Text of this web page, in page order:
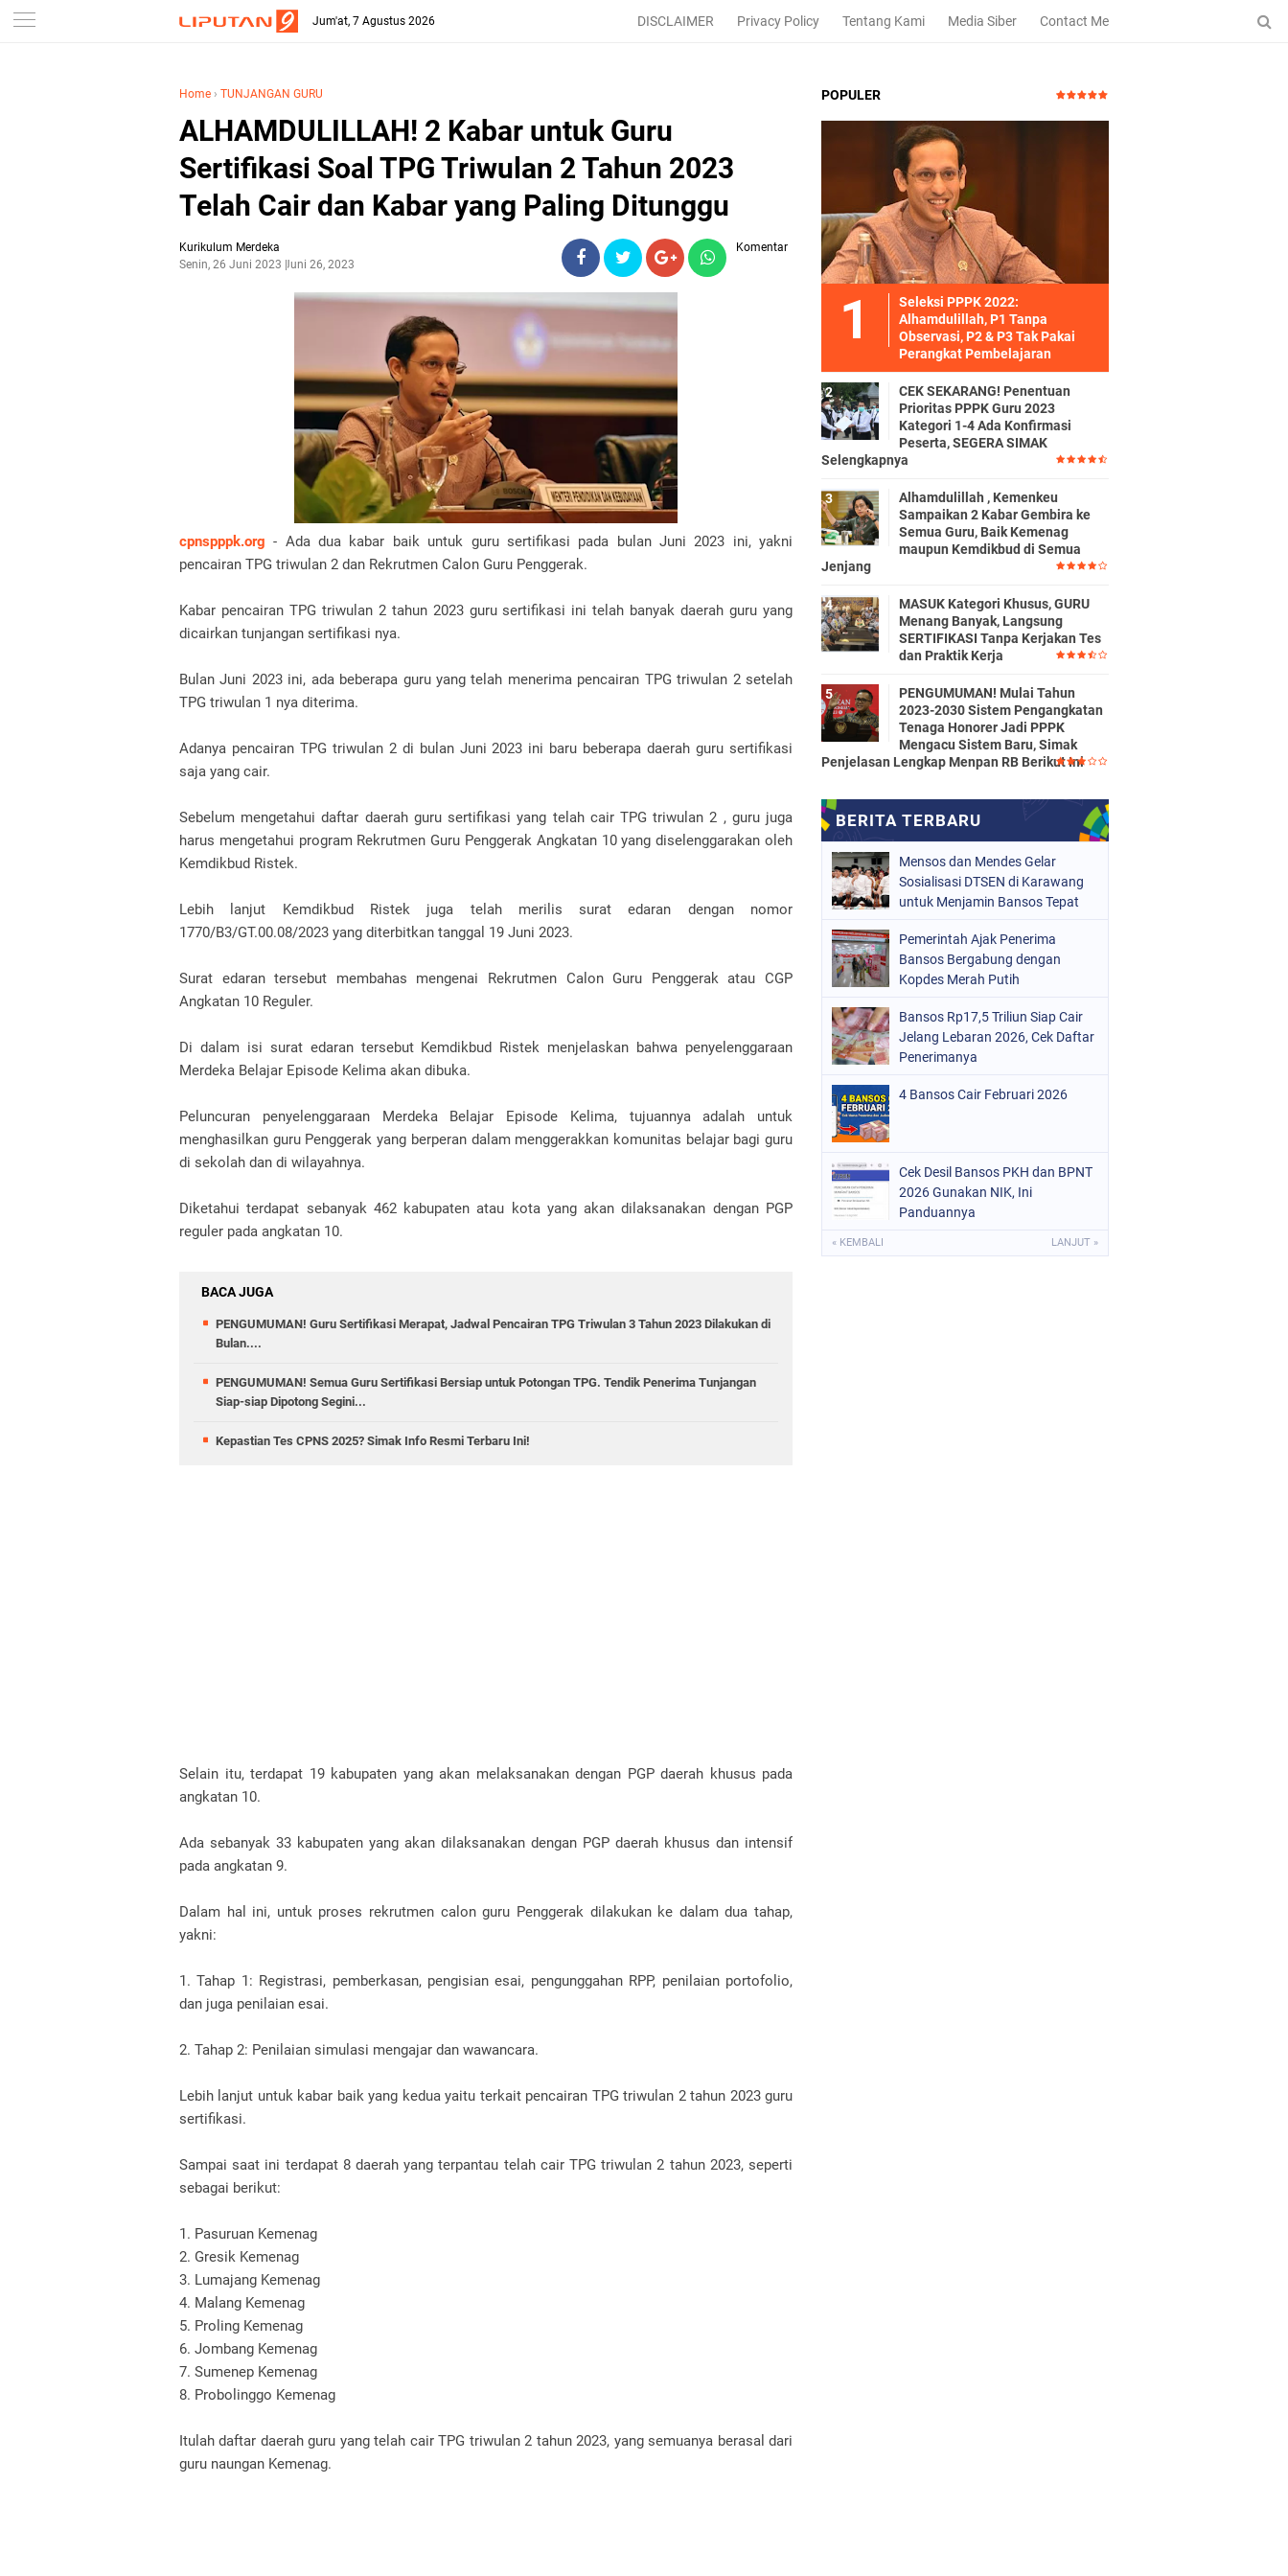
-->
Jum'at, 7 Agustus 2026 DISCLAIMER Privacy Policy Tentang Kami Media Siber Contact Me
Home › TUNJANGAN GURU
ALHAMDULILLAH! 2 Kabar untuk Guru
Sertifikasi Soal TPG Triwulan 2 Tahun 2023
Telah Cair dan Kabar yang Paling Ditunggu
Kurikulum Merdeka
Senin, 26 Juni 2023 Juni 26, 2023
Komentar
cpnspppk.org - Ada dua kabar baik untuk guru sertifikasi pada bulan Juni 2023 ini, yakni
pencairan TPG triwulan 2 dan Rekrutmen Calon Guru Penggerak.
Kabar pencairan TPG triwulan 2 tahun 2023 guru sertifikasi ini telah banyak daerah guru yang
dicairkan tunjangan sertifikasi nya.
Bulan Juni 2023 ini, ada beberapa guru yang telah menerima pencairan TPG triwulan 2 setelah
TPG triwulan 1 nya diterima.
Adanya pencairan TPG triwulan 2 di bulan Juni 2023 ini baru beberapa daerah guru sertifikasi
saja yang cair.
Sebelum mengetahui daftar daerah guru sertifikasi yang telah cair TPG triwulan 2 , guru juga
harus mengetahui program Rekrutmen Guru Penggerak Angkatan 10 yang diselenggarakan oleh
Kemdikbud Ristek.
Lebih lanjut Kemdikbud Ristek juga telah merilis surat edaran dengan nomor
1770/B3/GT.00.08/2023 yang diterbitkan tanggal 19 Juni 2023.
Surat edaran tersebut membahas mengenai Rekrutmen Calon Guru Penggerak atau CGP
Angkatan 10 Reguler.
Di dalam isi surat edaran tersebut Kemdikbud Ristek menjelaskan bahwa penyelenggaraan
Merdeka Belajar Episode Kelima akan dibuka.
Peluncuran penyelenggaraan Merdeka Belajar Episode Kelima, tujuannya adalah untuk
menghasilkan guru Penggerak yang berperan dalam menggerakkan komunitas belajar bagi guru
di sekolah dan di wilayahnya.
Diketahui terdapat sebanyak 462 kabupaten atau kota yang akan dilaksanakan dengan PGP
reguler pada angkatan 10.
BACA JUGA
PENGUMUMAN! Guru Sertifikasi Merapat, Jadwal Pencairan TPG Triwulan 3 Tahun 2023 Dilakukan di
Bulan....
PENGUMUMAN! Semua Guru Sertifikasi Bersiap untuk Potongan TPG. Tendik Penerima Tunjangan
Siap-siap Dipotong Segini...
Kepastian Tes CPNS 2025? Simak Info Resmi Terbaru Ini!
Selain itu, terdapat 19 kabupaten yang akan melaksanakan dengan PGP daerah khusus pada
angkatan 10.
Ada sebanyak 33 kabupaten yang akan dilaksanakan dengan PGP daerah khusus dan intensif
pada angkatan 9.
Dalam hal ini, untuk proses rekrutmen calon guru Penggerak dilakukan ke dalam dua tahap,
yakni:
1. Tahap 1: Registrasi, pemberkasan, pengisian esai, pengunggahan RPP, penilaian portofolio,
dan juga penilaian esai.
2. Tahap 2: Penilaian simulasi mengajar dan wawancara.
Lebih lanjut untuk kabar baik yang kedua yaitu terkait pencairan TPG triwulan 2 tahun 2023 guru
sertifikasi.
Sampai saat ini terdapat 8 daerah yang terpantau telah cair TPG triwulan 2 tahun 2023, seperti
sebagai berikut:
1. Pasuruan Kemenag
2. Gresik Kemenag
3. Lumajang Kemenag
4. Malang Kemenag
5. Proling Kemenag
6. Jombang Kemenag
7. Sumenep Kemenag
8. Probolinggo Kemenag
Itulah daftar daerah guru yang telah cair TPG triwulan 2 tahun 2023, yang semuanya berasal dari
guru naungan Kemenag.
POPULER
Seleksi PPPK 2022:
Alhamdulillah, P1 Tanpa
Observasi, P2 & P3 Tak Pakai
Perangkat Pembelajaran
CEK SEKARANG! Penentuan
Prioritas PPPK Guru 2023
Kategori 1-4 Ada Konfirmasi
Peserta, SEGERA SIMAK
Selengkapnya
Alhamdulillah , Kemenkeu
Sampaikan 2 Kabar Gembira ke
Semua Guru, Baik Kemenag
maupun Kemdikbud di Semua
Jenjang
MASUK Kategori Khusus, GURU
Menang Banyak, Langsung
SERTIFIKASI Tanpa Kerjakan Tes
dan Praktik Kerja
PENGUMUMAN! Mulai Tahun
2023-2030 Sistem Pengangkatan
Tenaga Honorer Jadi PPPK
Mengacu Sistem Baru, Simak
Penjelasan Lengkap Menpan RB Berikut Ini
Mensos dan Mendes Gelar
Sosialisasi DTSEN di Karawang
untuk Menjamin Bansos Tepat
Pemerintah Ajak Penerima
Bansos Bergabung dengan
Kopdes Merah Putih
Bansos Rp17,5 Triliun Siap Cair
Jelang Lebaran 2026, Cek Daftar
Penerimanya
4 Bansos Cair Februari 2026
Cek Desil Bansos PKH dan BPNT
2026 Gunakan NIK, Ini
Panduannya
« KEMBALI LANJUT »